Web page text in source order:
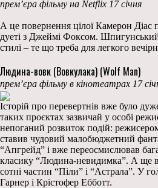
прем’єра фільму на Netflix 17 січня
А це повернення цілої Камерон Діас
дуеті з Джеймі Фоксом.
стилі – те що треба для легкого
Людина-вовк (Вовкулака) (Wolf Man)
прем’єра фільму в кінотеатрах 17
Історій про перевертнів вже було
таких проєктах зазвичай у особі
непоганий розвиток подій:
ставив чудовий малобюджетний
“Апгрейд” і вже переосмислював
класику “Людина-невидимка”. А ще
сотні частин “Піли” і “Астрала”. У
Гарнер і Крістофер Ебботт.